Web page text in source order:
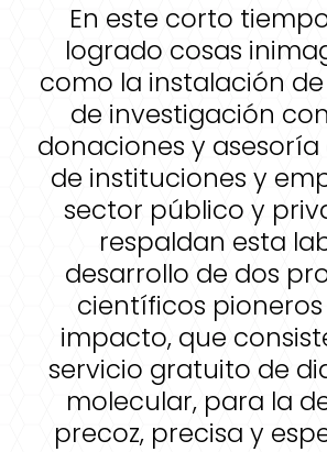
En este corto
logrado cosas
como la instalación
de investigación
donaciones y
de instituciones y
sector público y
respaldan esta
desarrollo de dos
científicos
impacto, que
servicio gratuito de
molecular, para la
precoz, precisa y